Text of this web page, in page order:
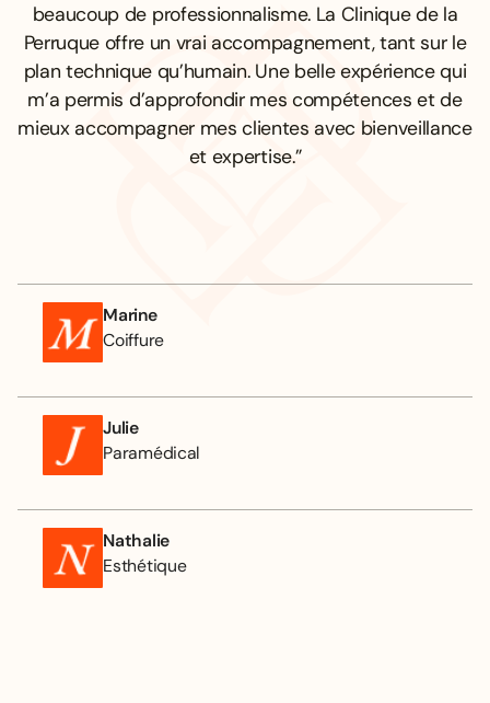
Marine
Coiffure
Julie
Paramédical
Nathalie
Esthétique
beaucoup de professionnalisme. La Clinique de la
Perruque offre un vrai accompagnement, tant sur le
plan technique qu’humain. Une belle expérience qui
m’a permis d’approfondir mes compétences et de
mieux accompagner mes clientes avec bienveillance
et expertise.”